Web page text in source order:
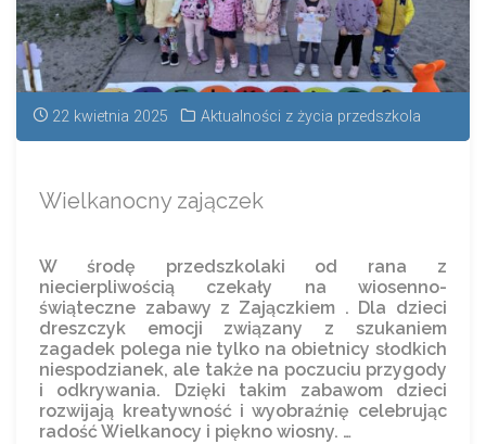
22 kwietnia 2025 Aktualności z życia przedszkola
Wielkanocny zajączek
W środę przedszkolaki od rana z
niecierpliwością czekały na wiosenno-
świąteczne zabawy z Zajączkiem . Dla dzieci
dreszczyk emocji związany z szukaniem
zagadek polega nie tylko na obietnicy słodkich
niespodzianek, ale także na poczuciu przygody
i odkrywania. Dzięki takim zabawom dzieci
rozwijają kreatywność i wyobraźnię celebrując
radość Wielkanocy i piękno wiosny. …